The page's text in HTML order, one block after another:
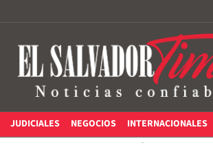
JUDICIALES NEGOCIOS INTERNACIONALES